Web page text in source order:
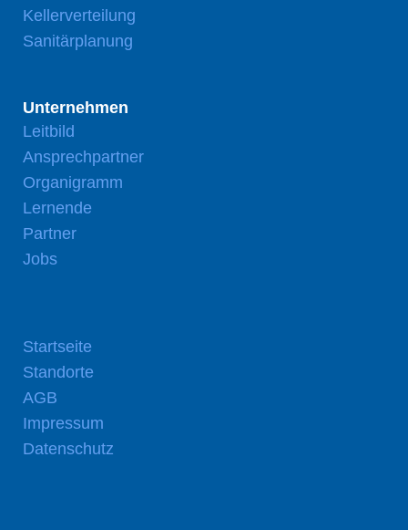
Kellerverteilung
Sanitärplanung
Unternehmen
Leitbild
Ansprechpartner
Organigramm
Lernende
Partner
Jobs
Startseite
Standorte
AGB
Impressum
Datenschutz